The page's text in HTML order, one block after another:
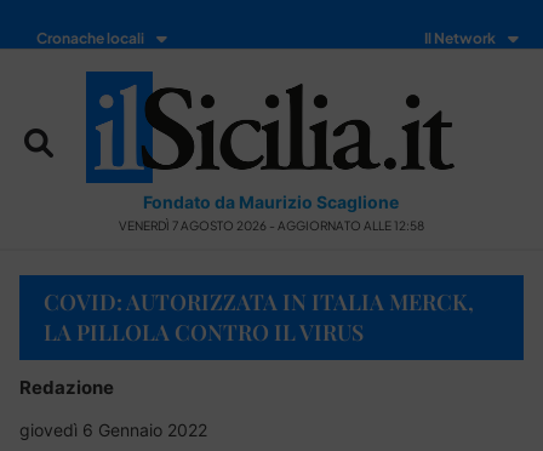
Cronache locali Il Network
Fondato da Maurizio Scaglione
VENERDÌ 7 AGOSTO 2026 - AGGIORNATO ALLE 12:58
COVID: AUTORIZZATA IN ITALIA MERCK,
LA PILLOLA CONTRO IL VIRUS
Redazione
giovedì 6 Gennaio 2022